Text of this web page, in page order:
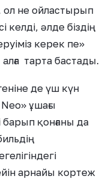
не ойластырып
келді, әлде біздің
керек пе»
тарта бастады.
де үш күн
ұшағы
қонғаны да
арнайы кортеж